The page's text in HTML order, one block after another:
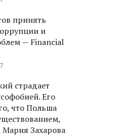
принять
и
— Financial
страдает
Его
что Польша
Мария Захарова